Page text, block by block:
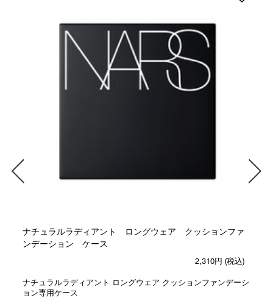
ナチュラルラディアント ロングウェア クッションファ
ンデーション ケース
2,310円 (税込)
ナチュラルラディアント ロングウェア クッションファンデーシ
ョン専用ケース